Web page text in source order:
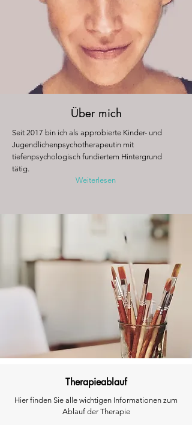
Über mich
Seit 2017 bin ich als approbierte Kinder- und
Jugendlichenpsychotherapeutin mit
tiefenpsychologisch fundiertem Hintergrund
tätig.
Weiterlesen
Therapieablauf
Hier finden Sie alle wichtigen Informationen zum
Ablauf der Therapie